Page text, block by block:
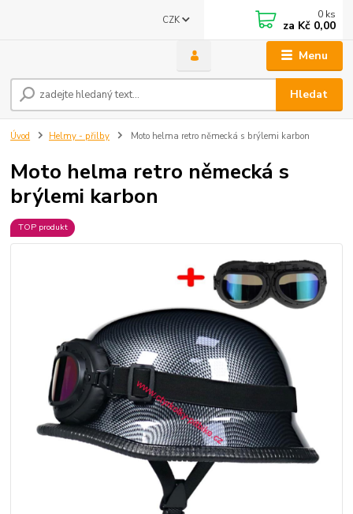
Menu
CZK
Hledat
0 ks
za Kč 0,00
Úvod Helmy - přilby Moto helma retro německá s brýlemi karbon
Moto helma retro německá s
brýlemi karbon
TOP produkt